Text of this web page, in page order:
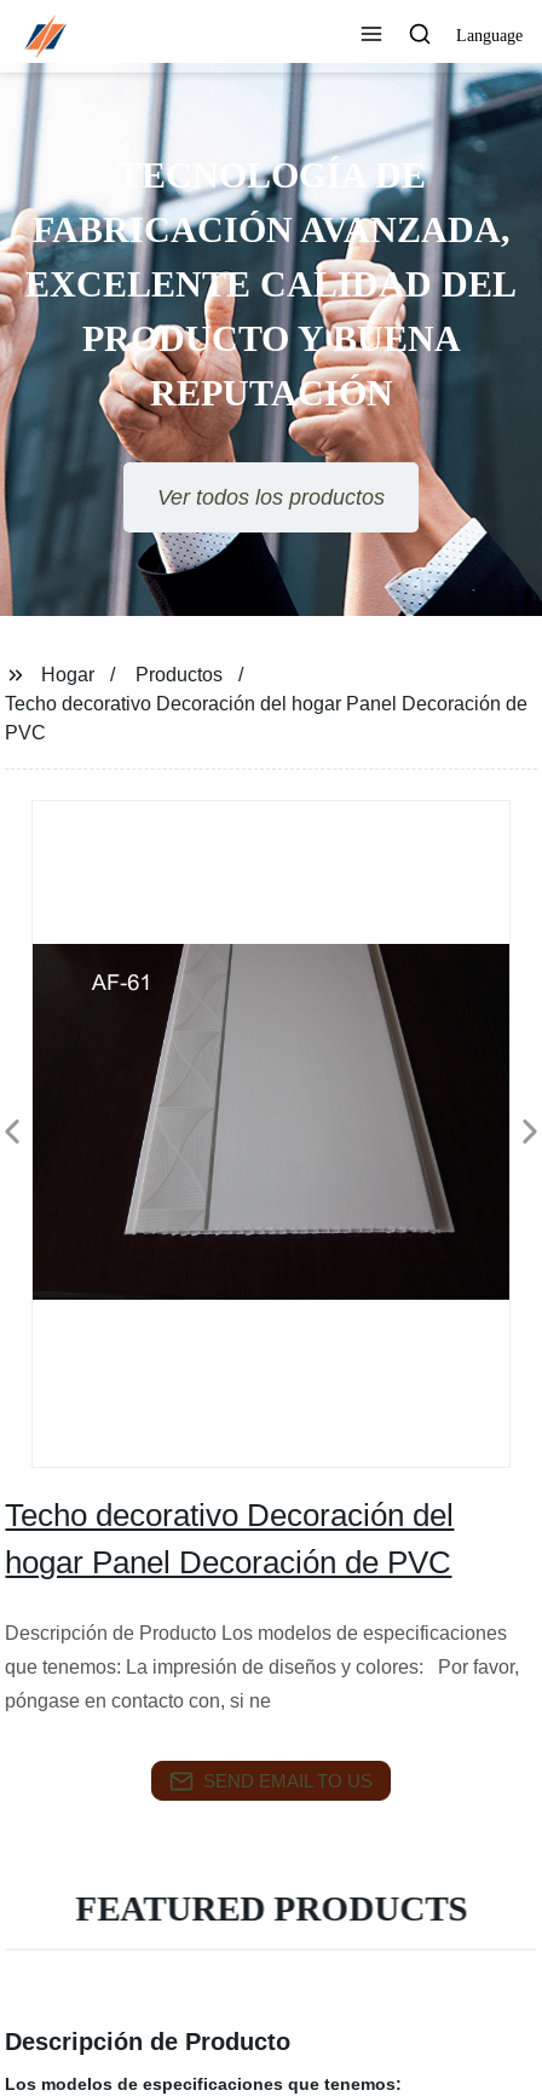
Language
PUEDE PERSONALIZAR
DIFERENTES DISEÑOS Y
ESTILOS
Ver todos los productos
Hogar
Productos
Techo decorativo Decoración del hogar Panel Decoración de
PVC
Techo decorativo Decoración del
hogar Panel Decoración de PVC
Descripción de Producto Los modelos de especificaciones
que tenemos: La impresión de diseños y colores: Por favor,
póngase en contacto con, si ne
SEND EMAIL TO US
FEATURED PRODUCTS
Descripción de Producto
Los modelos de especificaciones que tenemos: